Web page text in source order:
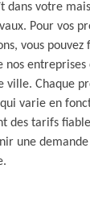
dans votre
Pour vos
vous
nos
Chaque
varie en
des tarifs
une